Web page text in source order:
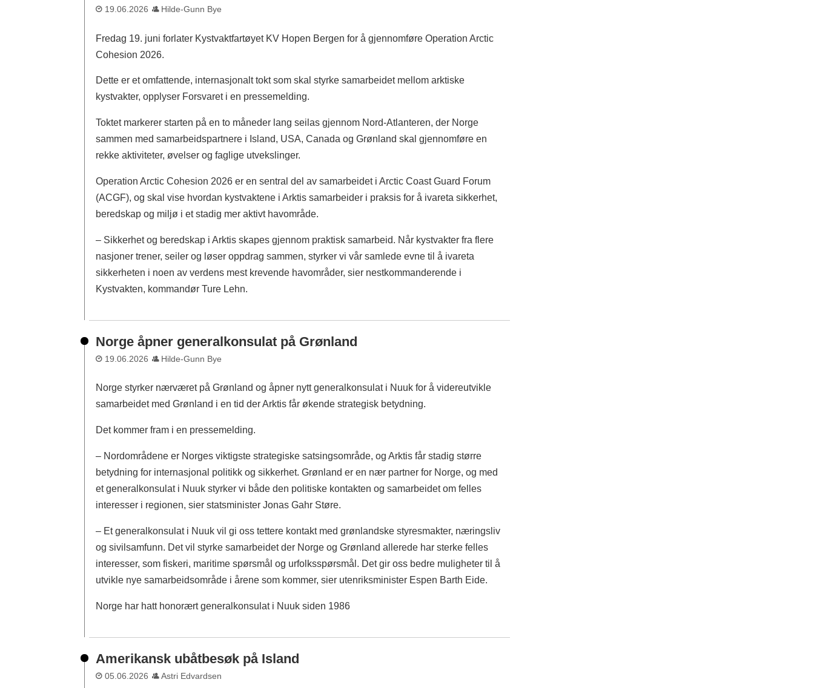
19.06.2026 Hilde-Gunn Bye
Fredag 19. juni forlater Kystvaktfartøyet KV Hopen Bergen for å gjennomføre Operation Arctic
Cohesion 2026.
Dette er et omfattende, internasjonalt tokt som skal styrke samarbeidet mellom arktiske
kystvakter, opplyser Forsvaret i en pressemelding.
Toktet markerer starten på en to måneder lang seilas gjennom Nord-Atlanteren, der Norge
sammen med samarbeidspartnere i Island, USA, Canada og Grønland skal gjennomføre en
rekke aktiviteter, øvelser og faglige utvekslinger.
Operation Arctic Cohesion 2026 er en sentral del av samarbeidet i Arctic Coast Guard Forum
(ACGF), og skal vise hvordan kystvaktene i Arktis samarbeider i praksis for å ivareta sikkerhet,
beredskap og miljø i et stadig mer aktivt havområde.
– Sikkerhet og beredskap i Arktis skapes gjennom praktisk samarbeid. Når kystvakter fra flere
nasjoner trener, seiler og løser oppdrag sammen, styrker vi vår samlede evne til å ivareta
sikkerheten i noen av verdens mest krevende havområder, sier nestkommanderende i
Kystvakten, kommandør Ture Lehn.
Norge åpner generalkonsulat på Grønland
19.06.2026 Hilde-Gunn Bye
Norge styrker nærværet på Grønland og åpner nytt generalkonsulat i Nuuk for å videreutvikle
samarbeidet med Grønland i en tid der Arktis får økende strategisk betydning.
Det kommer fram i en pressemelding.
– Nordområdene er Norges viktigste strategiske satsingsområde, og Arktis får stadig større
betydning for internasjonal politikk og sikkerhet. Grønland er en nær partner for Norge, og med
et generalkonsulat i Nuuk styrker vi både den politiske kontakten og samarbeidet om felles
interesser i regionen, sier statsminister Jonas Gahr Støre.
– Et generalkonsulat i Nuuk vil gi oss tettere kontakt med grønlandske styresmakter, næringsliv
og sivilsamfunn. Det vil styrke samarbeidet der Norge og Grønland allerede har sterke felles
interesser, som fiskeri, maritime spørsmål og urfolksspørsmål. Det gir oss bedre muligheter til å
utvikle nye samarbeidsområde i årene som kommer, sier utenriksminister Espen Barth Eide.
Norge har hatt honorært generalkonsulat i Nuuk siden 1986
Amerikansk ubåtbesøk på Island
05.06.2026 Astri Edvardsen